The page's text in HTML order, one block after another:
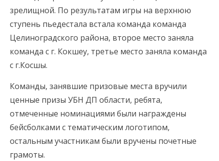
зрелищной. По результатам игры на верхнюю
ступень пьедестала встала команда команда
Целиноградского района, второе место заняла
команда с г. Кокшеу, третье место заняла команда
с г.Косшы.
Команды, занявшие призовые места вручили
ценные призы УБН ДП области, ребята,
отмеченные номинациями были награждены
бейсболками с тематическим логотипом,
остальным участникам были вручены почетные
грамоты.